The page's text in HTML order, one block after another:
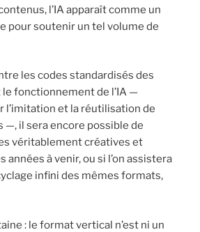
l’IA apparaît comme un
pour soutenir un tel volume de
les codes standardisés des
le fonctionnement de l’IA —
l’imitation et la réutilisation de
il sera encore possible de
véritablement créatives et
années à venir, ou si l’on assistera
infini des mêmes formats,
: le format vertical n’est ni un